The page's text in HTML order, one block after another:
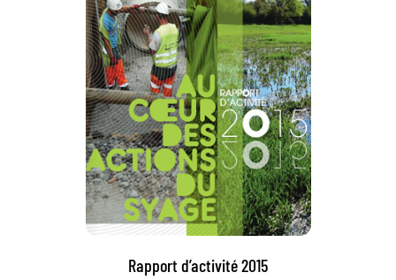
Rapport d’activité 2015